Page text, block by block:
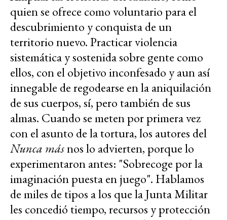
quien se ofrece como voluntario para el
descubrimiento y conquista de un
territorio nuevo. Practicar violencia
sistemática y sostenida sobre gente como
ellos, con el objetivo inconfesado y aun así
innegable de regodearse en la aniquilación
de sus cuerpos, sí, pero también de sus
almas. Cuando se meten por primera vez
con el asunto de la tortura, los autores del
Nunca másnos lo advierten, porque lo
experimentaron antes: "Sobrecoge por la
imaginación puesta en juego". Hablamos
de miles de tipos a los que la Junta Militar
les concedió tiempo, recursos y protección